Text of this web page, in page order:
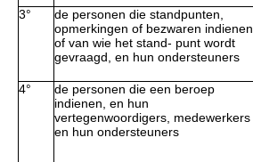
3°
de personen die standpunten,
opmerkingen of bezwaren indienen
of van wie het stand- punt wordt
gevraagd, en hun ondersteuners
4°
de personen die een beroep
indienen, en hun
vertegenwoordigers, medewerkers
en hun ondersteuners